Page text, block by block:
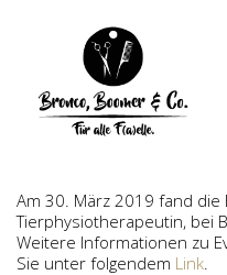
Am 30. März 2019 fand die
Tierphysiotherapeutin, bei
Weitere Informationen zu
Sie unter folgendem Link.